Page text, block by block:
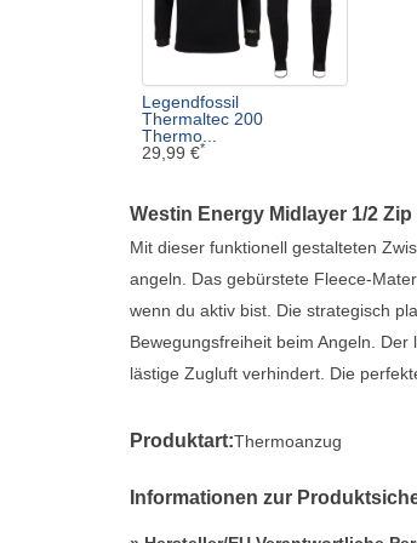
Legendfossil
Thermaltec 200
Thermo...
29,99 €*
Westin Energy Midlayer 1/2 Zip
Mit dieser funktionell gestalteten
angeln. Das gebürstete Fleece-
wenn du aktiv bist. Die strategisch
Bewegungsfreiheit beim Angeln.
lästige Zugluft verhindert. Die
Produktart:Thermoanzug
Informationen zur